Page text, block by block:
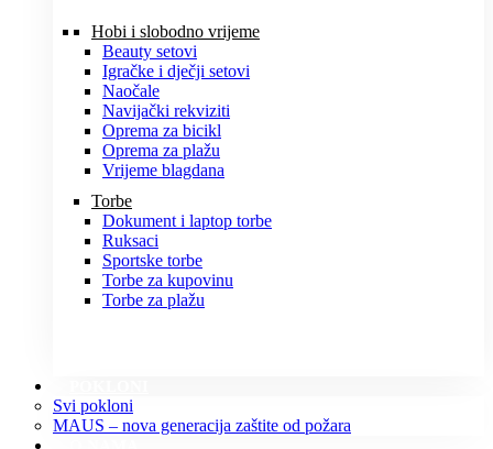
Hobi i slobodno vrijeme
Beauty setovi
Igračke i dječji setovi
Naočale
Navijački rekviziti
Oprema za bicikl
Oprema za plažu
Vrijeme blagdana
Torbe
Dokument i laptop torbe
Ruksaci
Sportske torbe
Torbe za kupovinu
Torbe za plažu
Svi pokloni
MAUS – nova generacija zaštite od požara